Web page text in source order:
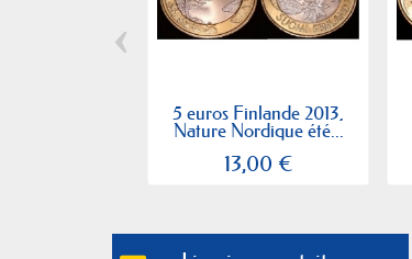
5 euros Finlande 2013,
Nature Nordique été...
13,00 €
‹